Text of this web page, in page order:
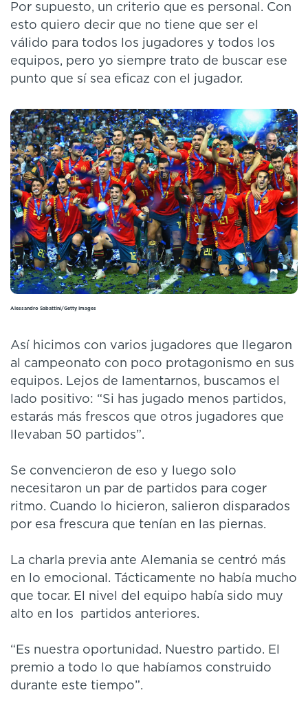
Por supuesto, un criterio que es personal. Con
esto quiero decir que no tiene que ser el
válido para todos los jugadores y todos los
equipos, pero yo siempre trato de buscar ese
punto que sí sea eficaz con el jugador.
Alessandro Sabattini/Getty Images
Así hicimos con varios jugadores que llegaron
al campeonato con poco protagonismo en sus
equipos. Lejos de lamentarnos, buscamos el
lado positivo: “Si has jugado menos partidos,
estarás más frescos que otros jugadores que
llevaban 50 partidos”.
Se convencieron de eso y luego solo
necesitaron un par de partidos para coger
ritmo. Cuando lo hicieron, salieron disparados
por esa frescura que tenían en las piernas.
La charla previa ante Alemania se centró más
en lo emocional. Tácticamente no había mucho
que tocar. El nivel del equipo había sido muy
alto en los partidos anteriores.
“Es nuestra oportunidad. Nuestro partido. El
premio a todo lo que habíamos construido
durante este tiempo”.